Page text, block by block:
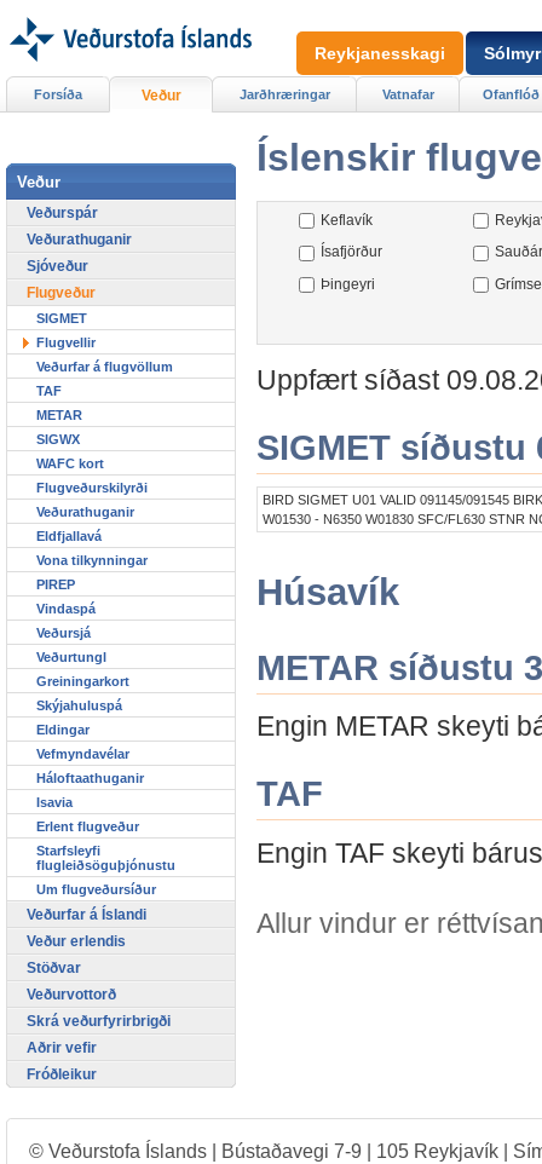
Íslenskir
Keflavík
Ísafjörður
Þingeyri
Uppfært síðast
SIGMET síðustu
BIRD SIGMET U01 VALID 091145/091545
W01530 - N6350 W01830 SFC/FL630 STNR
Húsavík
METAR síðustu
Engin METAR skeyti
TAF
Engin TAF skeyti
Allur vindur er
Forsíða Veður Jarðhræringar Vatnafar Ofanflóð
Veður
Veðurspár
Veðurathuganir
Sjóveður
Flugveður
SIGMET
Flugvellir
Veðurfar á flugvöllum
TAF
METAR
SIGWX
WAFC kort
Flugveðurskilyrði
Veðurathuganir
Eldfjallavá
Vona tilkynningar
PIREP
Vindaspá
Veðursjá
Veðurtungl
Greiningarkort
Skýjahuluspá
Eldingar
Vefmyndavélar
Háloftaathuganir
Isavia
Erlent flugveður
Starfsleyfi
flugleiðsöguþjónustu
Um flugveðursíður
Veðurfar á Íslandi
Veður erlendis
Stöðvar
Veðurvottorð
Skrá veðurfyrirbrigði
Aðrir vefir
Fróðleikur
Reykjanesskagi
© Veðurstofa Íslands | Bústaðavegi 7-9 | 105 Reykjavík |